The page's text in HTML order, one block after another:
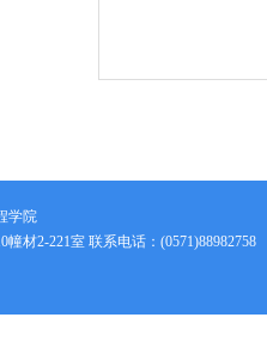
学院
材2-221室 联系电话：(0571)88982758